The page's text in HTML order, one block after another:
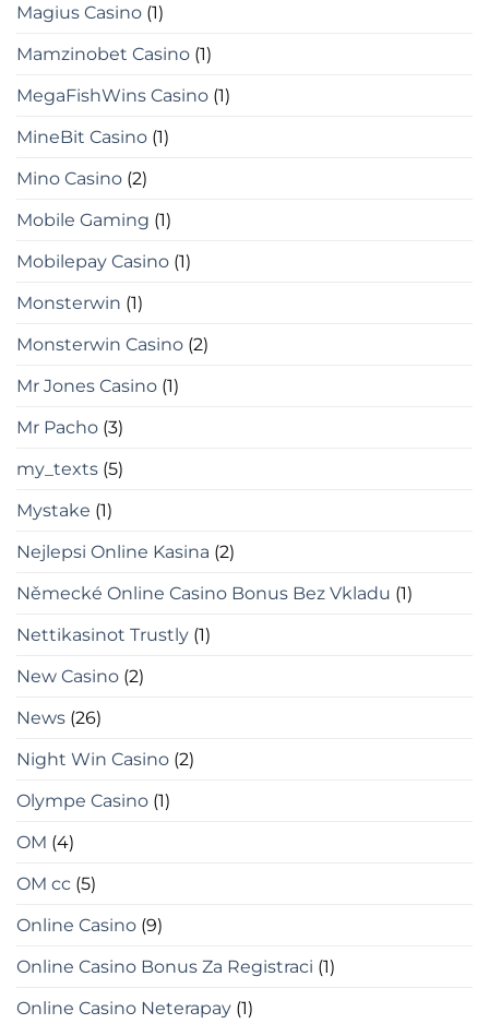
Magius Casino (1)
Mamzinobet Casino (1)
MegaFishWins Casino (1)
MineBit Casino (1)
Mino Casino (2)
Mobile Gaming (1)
Mobilepay Casino (1)
Monsterwin (1)
Monsterwin Casino (2)
Mr Jones Casino (1)
Mr Pacho (3)
my_texts (5)
Mystake (1)
Nejlepsi Online Kasina (2)
Německé Online Casino Bonus Bez Vkladu (1)
Nettikasinot Trustly (1)
New Casino (2)
News (26)
Night Win Casino (2)
Olympe Casino (1)
OM (4)
OM cc (5)
Online Casino (9)
Online Casino Bonus Za Registraci (1)
Online Casino Neterapay (1)